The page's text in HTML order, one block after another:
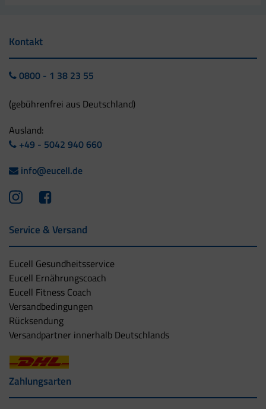
Kontakt
0800 - 1 38 23 55
(gebührenfrei aus Deutschland)
Ausland:
+49 - 5042 940 660
info@eucell.de
Service & Versand
Eucell Gesundheitsservice
Eucell Ernährungscoach
Eucell Fitness Coach
Versandbedingungen
Rücksendung
Versandpartner innerhalb Deutschlands
Zahlungsarten